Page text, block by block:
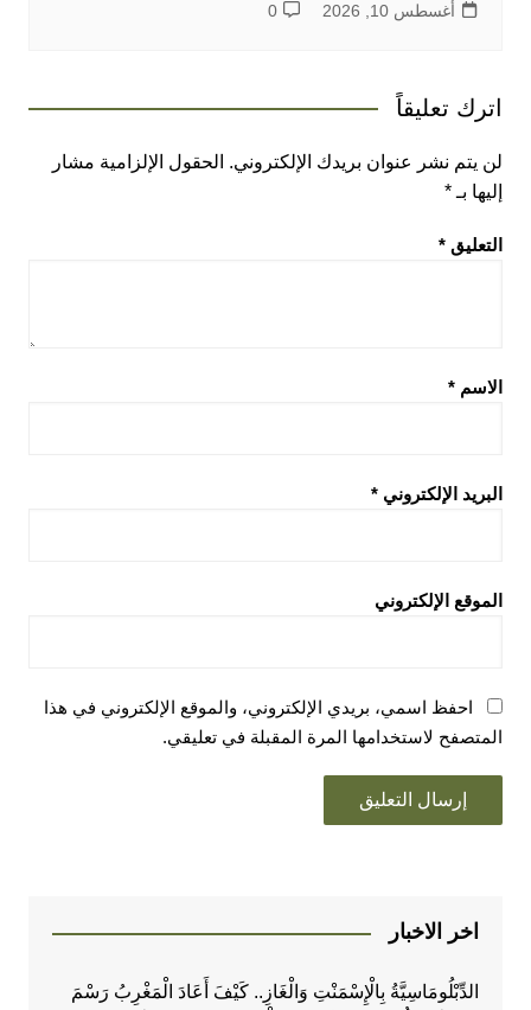
أغسطس 10, 2026 0
اترك تعليقاً
لن يتم نشر عنوان بريدك الإلكتروني. الحقول الإلزامية مشار
إليها بـ *
التعليق *
الاسم *
البريد الإلكتروني *
الموقع الإلكتروني
احفظ اسمي، بريدي الإلكتروني، والموقع الإلكتروني في هذا
المتصفح لاستخدامها المرة المقبلة في تعليقي.
اخر الاخبار
الدِّبْلُومَاسِيَّةُ بِالْإِسْمَنْتِ وَالْغَازِ.. كَيْفَ أَعَادَ الْمَغْرِبُ رَسْمَ